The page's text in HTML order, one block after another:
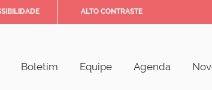
ALTO CONTRASTE
Boletim Equipe Agenda